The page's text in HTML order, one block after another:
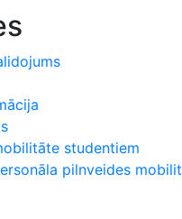
studentiem
pilnveides